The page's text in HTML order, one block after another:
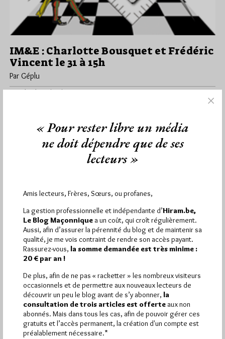
IM&E : Charlotte Bousquet et Frédéric
Vincent le 31 à 15h
Par Géplu
Vendredi 29/05/15
Lu 442 fois
nous vous…
Hier vendredi 7 août 2026, Hiram.be a reçu1 864
visiteset3 133 pagesont été lues (Source :
Pirsch.io)
Plus d’informations
« Pour rester libre un média
ne doit dépendre que de ses
lecteurs »
Amis lecteurs, Frères, Sœurs, ou profanes,
La gestion professionnelle et indépendante d’Hiram.be,
Le Blog Maçonnique a un coût, qui croît régulièrement.
Aussi, afin d’assurer la pérennité du blog et de maintenir sa
qualité, je me vois contraint de rendre son accès payant.
Rassurez-vous, la somme demandée est très minime :
20 € par an !
De plus, afin de ne pas « racketter » les nombreux visiteurs
occasionnels et de permettre aux nouveaux lecteurs de
découvrir un peu le blog avant de s’y abonner, la
consultation de trois articles est offerte aux non
abonnés. Mais dans tous les cas, afin de pouvoir gérer ces
gratuits et l’accès permanent, la création d'un compte est
préalablement nécessaire.*